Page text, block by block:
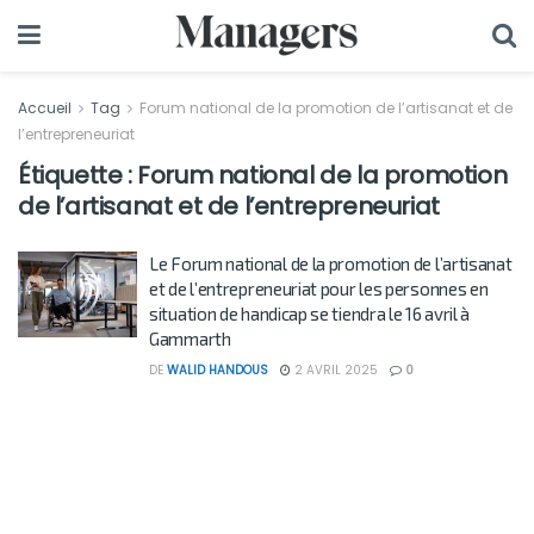
Accueil Tag
Forum national de la promotion de l’artisanat et de
l’entrepreneuriat
Étiquette : Forum national de la promotion
de l’artisanat et de l’entrepreneuriat
Le Forum national de la promotion de l’artisanat
et de l’entrepreneuriat pour les personnes en
situation de handicap se tiendra le 16 avril à
Gammarth
DE WALID HANDOUS 2 AVRIL 2025 0